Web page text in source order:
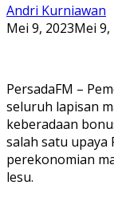
Andri Kurniawan
Mei 9, 2023Mei 9,
PersadaFM –
seluruh lapisan
keberadaan
salah satu
perekonomian
lesu.